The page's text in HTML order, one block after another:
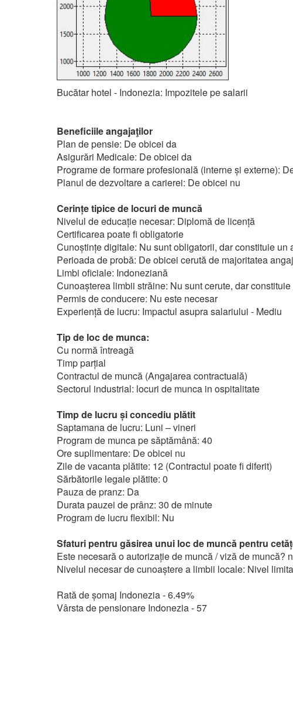
Bucătar hotel - Indonezia: Impozitele pe salarii
Beneficiile angajaţilor
Plan de pensie: De obicei da
Asigurări Medicale: De obicei da
Programe de formare profesională (interne și externe):
Planul de dezvoltare a carierei: De obicei nu
Cerințe tipice de locuri de muncă
Nivelul de educație necesar: Diplomă de licență
Certificarea poate fi obligatorie
Cunoștințe digitale: Nu sunt obligatorii, dar constituie un
Perioada de probă: De obicei cerută de majoritatea
Limbi oficiale: Indoneziană
Cunoașterea limbii străine: Nu sunt cerute, dar
Permis de conducere: Nu este necesar
Experiență de lucru: Impactul asupra salariului - Mediu
Tip de loc de munca:
Cu normă întreagă
Timp parțial
Contractul de muncă (Angajarea contractuală)
Sectorul industrial: locuri de munca in ospitalitate
Timp de lucru și concediu plătit
Saptamana de lucru: Luni – vineri
Program de munca pe săptămână: 40
Ore suplimentare: De obicei nu
Zile de vacanta plătite: 12 (Contractul poate fi diferit)
Sărbătorile legale plătite: 0
Pauza de pranz: Da
Durata pauzei de prânz: 30 de minute
Program de lucru flexibil: Nu
Sfaturi pentru găsirea unui loc de muncă pentru
Este necesară o autorizație de muncă / viză de muncă?
Nivelul necesar de cunoaștere a limbii locale: Nivel
Rată de șomaj Indonezia - 6.49%
Vârsta de pensionare Indonezia - 57